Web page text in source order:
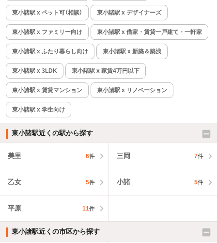
東小諸駅 x ペット可（相談） 東小諸駅 x デザイナーズ
東小諸駅 x ファミリー向け 東小諸駅 x 借家・賃貸一戸建て・一軒家
東小諸駅 x ふたり暮らし向け 東小諸駅 x 新築＆築浅
東小諸駅 x 3LDK 東小諸駅 x 家賃4万円以下
東小諸駅 x 賃貸マンション 東小諸駅 x リノベーション
東小諸駅 x 学生向け
東小諸駅近くの駅から探す
美里 6件 三岡 7件
乙女 5件 小諸 5件
平原 11件
東小諸駅近くの市区から探す